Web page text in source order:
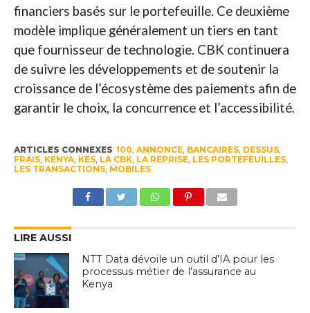
financiers basés sur le portefeuille. Ce deuxième
modèle implique généralement un tiers en tant
que fournisseur de technologie. CBK continuera
de suivre les développements et de soutenir la
croissance de l’écosystème des paiements afin de
garantir le choix, la concurrence et l’accessibilité.
ARTICLES CONNEXES 100, ANNONCE, BANCAIRES, DESSUS,
FRAIS, KENYA, KES, LA CBK, LA REPRISE, LES PORTEFEUILLES,
LES TRANSACTIONS, MOBILES
LIRE AUSSI
NTT Data dévoile un outil d’IA pour les
processus métier de l’assurance au
Kenya